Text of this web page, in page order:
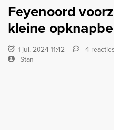
Feyenoord
kleine
1 jul. 2024 11:42
4 reacties
Stan